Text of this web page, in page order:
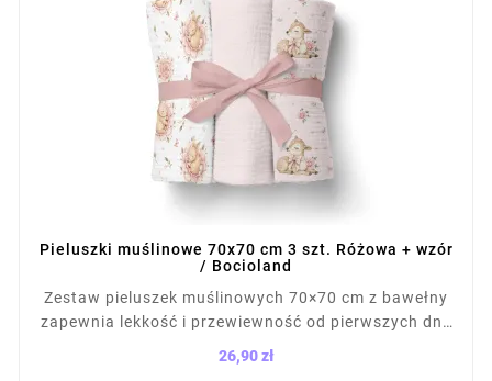
Pieluszki muślinowe 70x70 cm 3 szt. Różowa + wzór
/ Bocioland
Zestaw pieluszek muślinowych 70×70 cm z bawełny
zapewnia lekkość i przewiewność od pierwszych dni.
Miękka struktura nie podrażnia skóry, a naturalne
gofrowanie zwiększa chłonność. Sprawdzą się jako
26,90 zł